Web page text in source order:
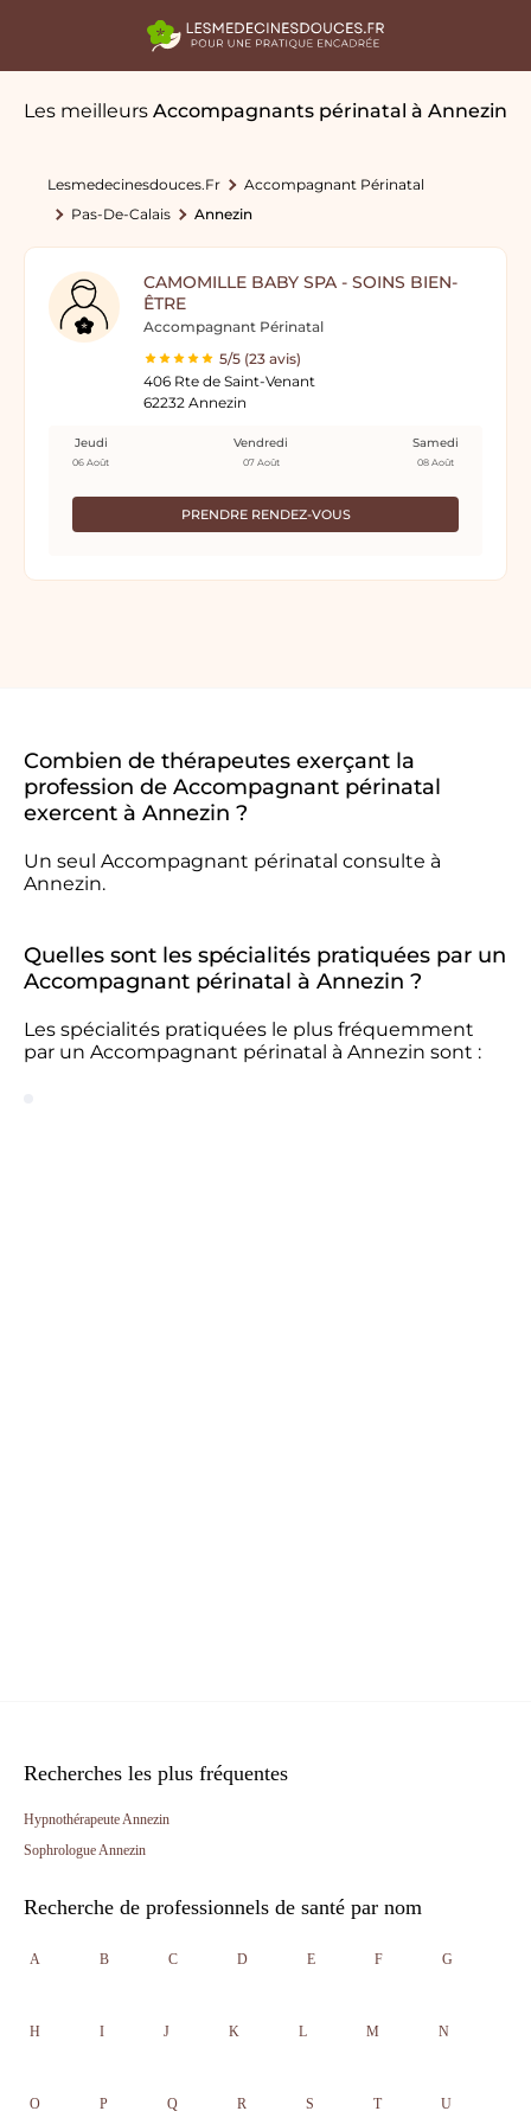
Les meilleurs Accompagnants périnatal à Annezin
Lesmedecinesdouces.fr
Accompagnant Périnatal
Pas-De-Calais
Annezin
CAMOMILLE BABY SPA - SOINS BIEN-
ÊTRE
Accompagnant Périnatal
5/5 (23 avis)
406 Rte de Saint-Venant
62232 Annezin
PRENDRE RENDEZ-VOUS
Jeudi
06 Août
Vendredi
07 Août
Samedi
08 Août
Combien de thérapeutes exerçant la
profession de Accompagnant périnatal
exercent à Annezin ?
Un seul Accompagnant périnatal consulte à
Annezin.
Quelles sont les spécialités pratiquées par un
Accompagnant périnatal à Annezin ?
Les spécialités pratiquées le plus fréquemment
par un Accompagnant périnatal à Annezin sont :
Recherches les plus fréquentes
Hypnothérapeute Annezin
Sophrologue Annezin
Recherche de professionnels de santé par nom
A B C D E F G
H I J K L M N
O P Q R S T U